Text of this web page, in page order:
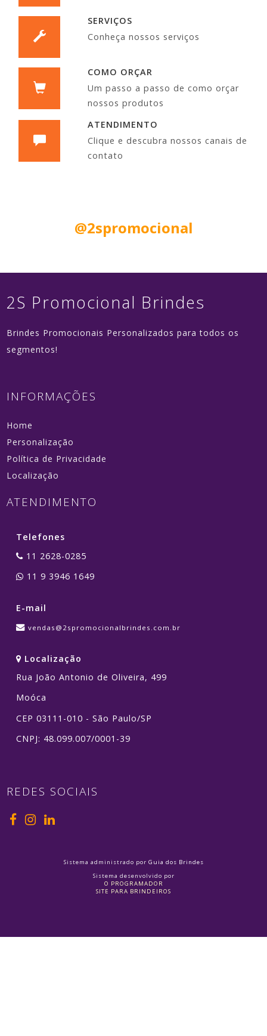
SERVIÇOS
Conheça nossos serviços
COMO ORÇAR
Um passo a passo de como orçar
nossos produtos
ATENDIMENTO
Clique e descubra nossos canais de
contato
@2spromocional
2S Promocional Brindes
Brindes Promocionais Personalizados para todos os
segmentos!
INFORMAÇÕES
Home
Personalização
Política de Privacidade
Localização
ATENDIMENTO
Telefones
11 2628-0285
11 9 3946 1649
E-mail
vendas@2spromocionalbrindes.com.br
Localização
Rua João Antonio de Oliveira, 499
Moóca
CEP 03111-010 - São Paulo/SP
CNPJ: 48.099.007/0001-39
REDES SOCIAIS
Sistema administrado por Guia dos Brindes
Sistema desenvolvido por
O PROGRAMADOR
SITE PARA BRINDEIROS